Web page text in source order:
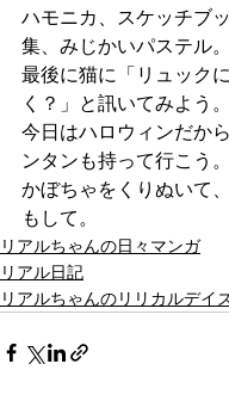
ハモニカ、スケッチブ
集、みじかいパステル。
最後に猫に「リュック
く？」と訊いてみよう。
今日はハロウィンだか
ンタンも持って行こう。
かぼちゃをくりぬいて
もして。
リアルちゃんの日々マンガ
リアル日記
リアルちゃんのリリカルデイ